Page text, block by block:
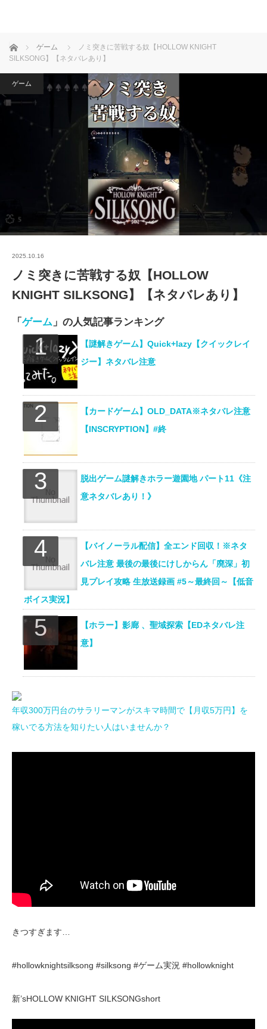
ホーム ゲーム
ノミ突きに苦戦する奴【HOLLOW KNIGHT
SILKSONG】【ネタバレあり】
ゲーム
2025.10.16
ノミ突きに苦戦する奴【HOLLOW
KNIGHT SILKSONG】【ネタバレあり】
「 ゲーム 」の人気記事ランキング
【謎解きゲーム】Quick+lazy【クイックレイ
ジー】ネタバレ注意
【カードゲーム】OLD_DATA※ネタバレ注意
【INSCRYPTION】#終
脱出ゲーム謎解きホラー遊園地 パート11《注
意ネタバレあり！》
【バイノーラル配信】全エンド回収！※ネタ
バレ注意 最後の最後にけしからん「廃深」初
見プレイ攻略 生放送録画 #5～最終回～【低音
ボイス実況】
【ホラー】影廊 、聖域探索【EDネタバレ注
意】
年収300万円台のサラリーマンがスキマ時間で【月収5万円】を
稼いでる方法を知りたい人はいませんか？
きつすぎます…
#hollowknightsilksong #silksong #ゲーム実況 #hollowknight
新’sHOLLOW KNIGHT SILKSONGshort